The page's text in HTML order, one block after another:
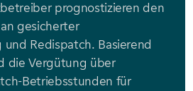
prognostizieren den
gesicherter
Redispatch. Basierend
die Vergütung über
Betriebsstunden für